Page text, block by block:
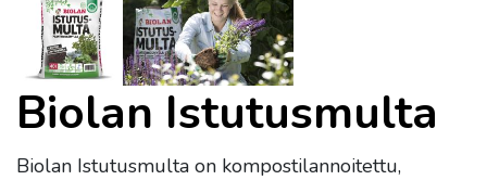
Biolan Istutusmulta
Biolan Istutusmulta on kompostilannoitettu,